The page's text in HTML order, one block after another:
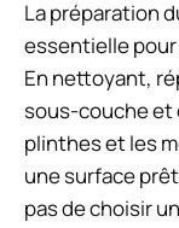
La préparation
essentielle
En nettoyant,
sous-couche et
plinthes et les
une surface
pas de choisir